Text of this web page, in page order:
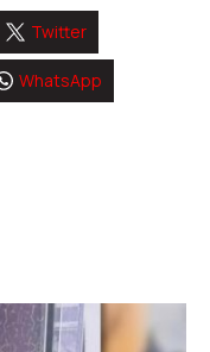
Twitter
WhatsApp